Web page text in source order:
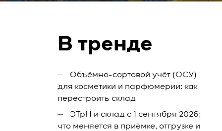
В тренде
Объёмно-сортовой учёт (ОСУ)
для косметики и парфюмерии: как
перестроить склад
ЭТрН и склад с 1 сентября 2026:
что меняется в приёмке, отгрузке и